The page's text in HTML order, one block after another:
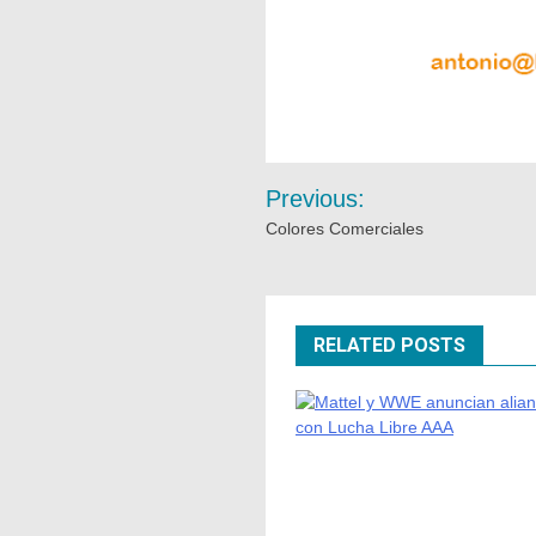
Previous:
Colores Comerciales
RELATED POSTS